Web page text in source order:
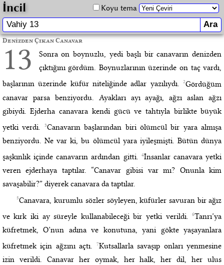
İncil Koyu tema
Denizden Çıkan Canavar
13
Sonra on boynuzlu, yedi başlı bir canavarın denizden
çıktığını gördüm. Boynuzlarının üzerinde on taç vardı,
başlarının üzerinde küfür niteliğinde adlar yazılıydı.2Gördüğüm
canavar parsa benziyordu. Ayakları ayı ayağı, ağzı aslan ağzı
gibiydi. Ejderha canavara kendi gücü ve tahtıyla birlikte büyük
yetki verdi.
3Canavarın başlarından biri ölümcül bir yara almışa
benziyordu. Ne var ki, bu ölümcül yara iyileşmişti. Bütün dünya
şaşkınlık içinde canavarın ardından gitti.
4İnsanlar canavara yetki
veren ejderhaya taptılar. “Canavar gibisi var mı? Onunla kim
savaşabilir?” diyerek canavara da taptılar.
5Canavara, kurumlu sözler söyleyen, küfürler savuran bir ağız
ve kırk iki ay süreyle kullanabileceği bir yetki verildi.6Tanrı’ya
küfretmek, O’nun adına ve konutuna, yani gökte yaşayanlara
küfretmek için ağzını açtı.
7Kutsallarla savaşıp onları yenmesine
izin verildi. Canavar her oymak, her halk, her dil, her ulus